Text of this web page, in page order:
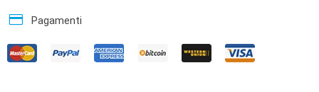
credit_card Pagamenti